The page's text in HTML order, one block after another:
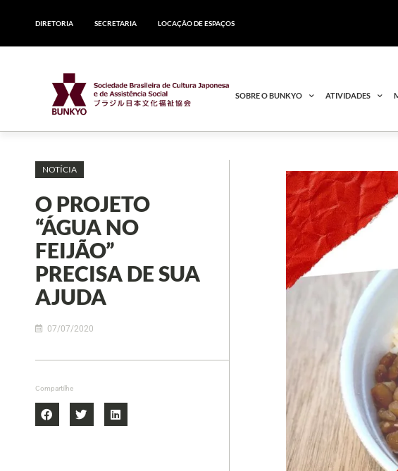
DIRETORIA SECRETARIA LOCAÇÃO DE ESPAÇOS
SOBRE O BUNKYO ATIVIDADES
NOTÍCIA
O PROJETO
“ÁGUA NO
FEIJÃO”
PRECISA DE SUA
AJUDA
07/07/2020
Compartilhe